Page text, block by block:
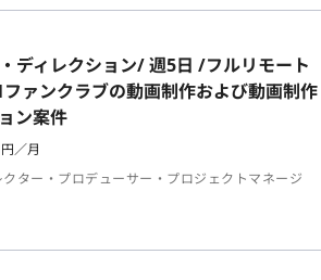
・ディレクション/ 週5日 /フルリモート
ァンクラブの動画制作および動画制作
ン案件
円／月
ター・プロデューサー・プロジェクトマネージ